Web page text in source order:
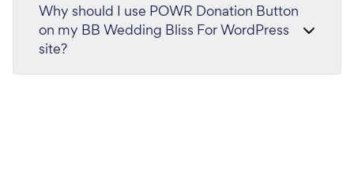
Why should I use POWR Donation Button
on my BB Wedding Bliss For WordPress
site?